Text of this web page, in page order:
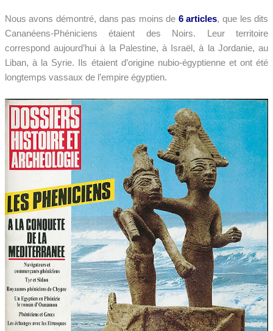
Nous avons démontré, dans pas moins de 6 articles, que les dits
Cananéens-Phéniciens étaient des Noirs. Leur territoire
correspond aujourd’hui à la Palestine, à Israël, à la Jordanie, au
Liban, à la Syrie. Ils étaient d’origine nubio-égyptienne et ont été
longtemps vassaux de l’empire égyptien.